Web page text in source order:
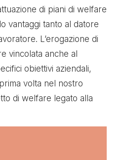
di piani di welfare
vantaggi tanto al datore
L’erogazione di
vincolata anche al
obiettivi aziendali,
volta nel nostro
di welfare legato alla